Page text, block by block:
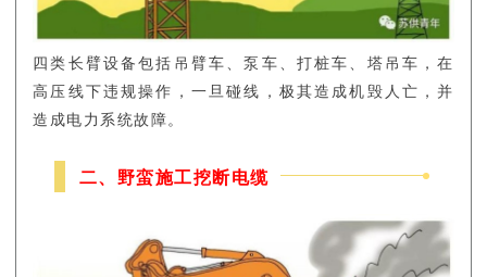
四类长臂设备包括吊臂车、泵车、打桩车、塔吊车，在
高压线下违规操作，一旦碰线，极其造成机毁人亡，并
造成电力系统故障。
二、野蛮施工挖断电缆